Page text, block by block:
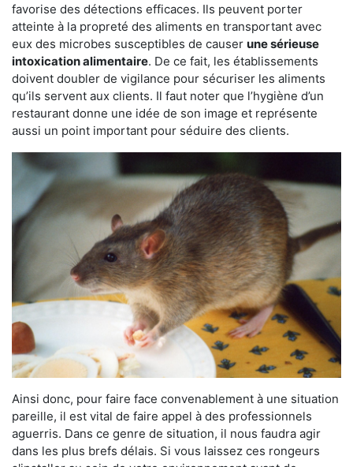
favorise des détections efficaces. Ils peuvent porter
atteinte à la propreté des aliments en transportant avec
eux des microbes susceptibles de causer une sérieuse
intoxication alimentaire. De ce fait, les établissements
doivent doubler de vigilance pour sécuriser les aliments
qu’ils servent aux clients. Il faut noter que l’hygiène d’un
restaurant donne une idée de son image et représente
aussi un point important pour séduire des clients.
Ainsi donc, pour faire face convenablement à une situation
pareille, il est vital de faire appel à des professionnels
aguerris. Dans ce genre de situation, il nous faudra agir
dans les plus brefs délais. Si vous laissez ces rongeurs